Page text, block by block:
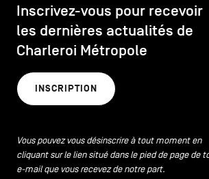
Inscrivez-vous pour recevoir
les dernières actualités de
Charleroi Métropole
INSCRIPTION
Vous pouvez vous désinscrire à tout moment en
cliquant sur le lien situé dans le pied de page de
e-mail que vous recevez de notre part.